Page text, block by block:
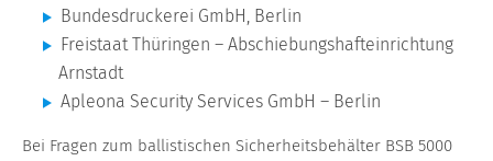
Bundesdruckerei GmbH, Berlin
Freistaat Thüringen – Abschiebungshafteinrichtung
Arnstadt
Apleona Security Services GmbH – Berlin
Bei Fragen zum ballistischen Sicherheitsbehälter BSB 5000